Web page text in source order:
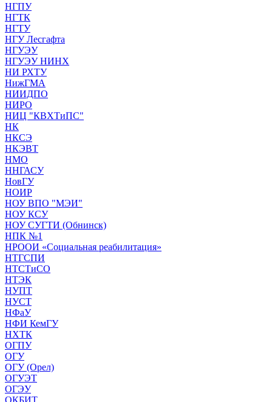
НГПУ
НГТК
НГТУ
НГУ Лесгафта
НГУЭУ
НГУЭУ НИНХ
НИ РХТУ
НижГМА
НИИДПО
НИРО
НИЦ "КВХТиПС"
НК
НКСЭ
НКЭВТ
НМО
ННГАСУ
НовГУ
НОИР
НОУ ВПО "МЭИ"
НОУ КСУ
НОУ СУГТИ (Обнинск)
НПК №1
НРООИ «Социальная реабилитация»
НТГСПИ
НТСТиСО
НТЭК
НУПТ
НУСТ
НФаУ
НФИ КемГУ
НХТК
ОГПУ
ОГУ
ОГУ (Орел)
ОГУЭТ
ОГЭУ
ОКБИТ